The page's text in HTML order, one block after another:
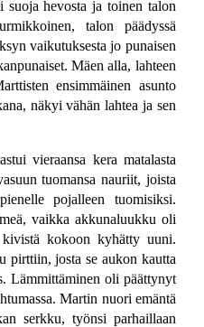
suoja hevosta ja toinen talon
talon päädyssä
vaikutuksesta jo punaisen
Mäen alla, lahteen
ensimmäinen asunto
näkyi vähän lahtea ja sen
vieraansa kera matalasta
tuomansa nauriit, joista
pojalleen tuomisiksi.
vaikka akkunaluukku oli
kokoon kyhätty uuni.
pirttiin, josta se aukon kautta
Lämmittäminen oli päättynyt
Martin nuori emäntä
serkku, työnsi parhaillaan